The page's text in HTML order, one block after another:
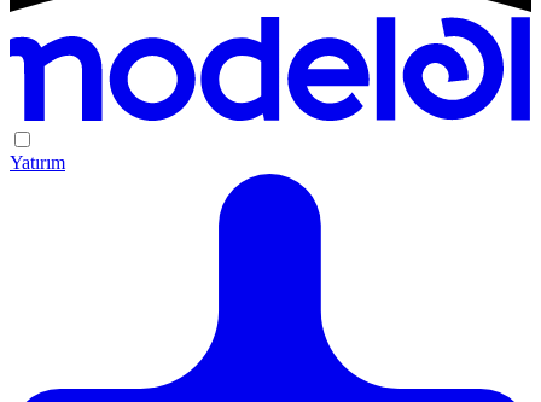
Yatırım